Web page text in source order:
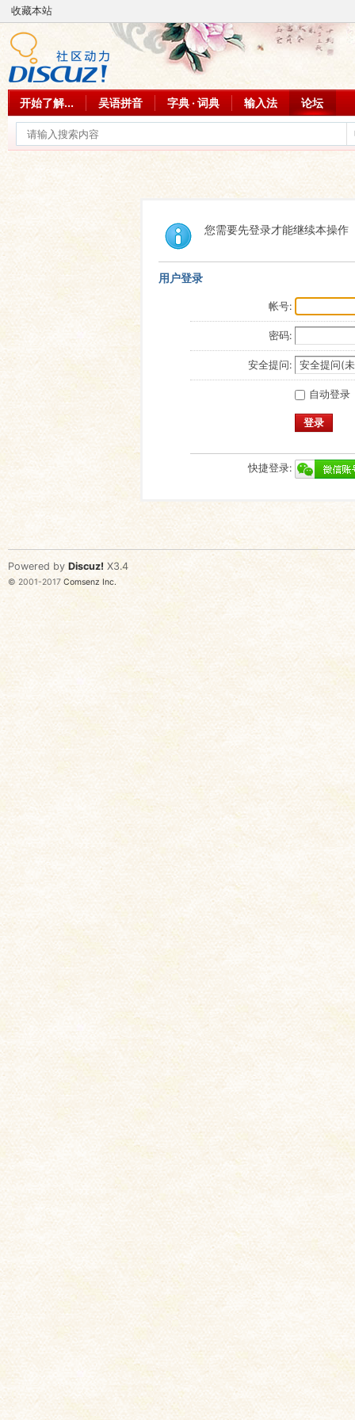
收藏本站
开始了解... 吴语拼音 字典 · 词典 输入法 论坛
您需要先登录才能继续本操作
用户登录
帐号:
密码:
安全提问:
自动登录
登录
快捷登录:
Powered by Discuz! X3.4
© 2001-2017 Comsenz Inc.